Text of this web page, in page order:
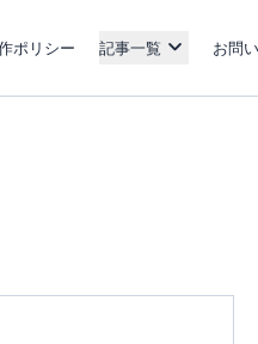
ポリシー 記事一覧 お問